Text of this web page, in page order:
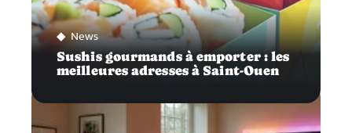
News
Sushis gourmands à emporter : les
meilleures adresses à Saint-Ouen